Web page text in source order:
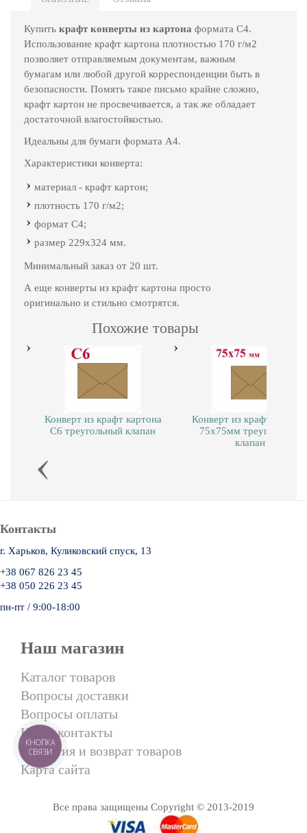
Купить крафт конверты из картона формата С4.
Использование крафт картона плотностью 170 г/м2
позволяет отправляемым документам, важным
бумагам или любой другой корреспонденции быть в
безопасности. Помять такое письмо крайне сложно,
крафт картон не просвечивается, а так же обладает
достаточной влагостойкостью.
Идеальны для бумаги формата А4.
Характеристики конверта:
материал - крафт картон;
плотность 170 г/м2;
формат С4;
размер 229х324 мм.
Минимальный заказ от 20 шт.
А еще конверты из крафт картона просто
оригинально и стильно смотрятся.
Похожие товары
Конверт из крафт картона
С6 треугольный клапан
Конверт из крафт
75х75мм треугольный
клапан
Все права защищены Copyright © 2013-2019
Наш магазин
Каталог товаров
Вопросы доставки
Вопросы оплаты
Наши контакты
Гарантия и возврат товаров
Карта сайта
Контакты
г. Харьков, Куликовский спуск, 13
+38 067 826 23 45
+38 050 226 23 45
пн-пт / 9:00-18:00
КНОПКА
СВЯЗИ